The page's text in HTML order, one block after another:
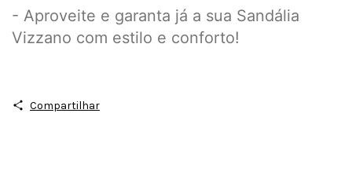
- Aproveite e garanta já a sua Sandália
Vizzano com estilo e conforto!
Compartilhar